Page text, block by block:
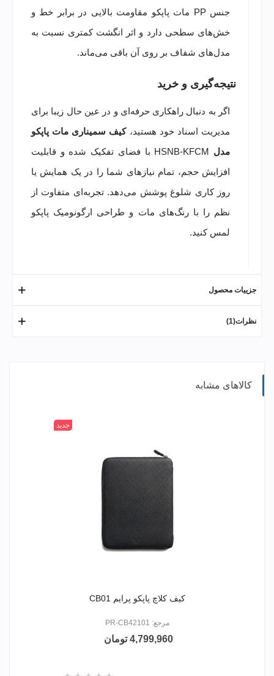
جنس PP مات پاپکو مقاومت بالایی در برابر خط و
خش‌های سطحی دارد و اثر انگشت کمتری نسبت به
مدل‌های شفاف بر روی آن باقی می‌ماند.
نتیجه‌گیری و خرید
اگر به دنبال راهکاری حرفه‌ای و در عین حال زیبا برای
مدیریت اسناد خود هستید،کیف سمیناری مات پاپکو
مدل
HSNB-KFCM با فضای تفکیک شده و قابلیت
افزایش حجم، تمام نیازهای شما را در یک همایش یا
روز کاری شلوغ پوشش می‌دهد. تجربه‌ای متفاوت از
نظم را با رنگ‌های مات و طراحی ارگونومیک پاپکو
لمس کنید.
جزییات محصول
نظرات(1)
کالاهای مشابه
جدید
کیف کلاچ پاپکو پرایم CB01
مرجع: PR-CB42101
4,799,960 تومان